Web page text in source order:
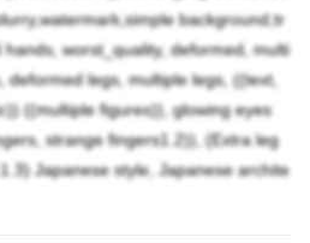
background,tr
worst_quality, deformed, multi
deformed legs, multiple legs, ((text,
((multiple figures)), glowing eyes
strange fingers1.2)), (Extra leg
Japanese style, Japanese archite